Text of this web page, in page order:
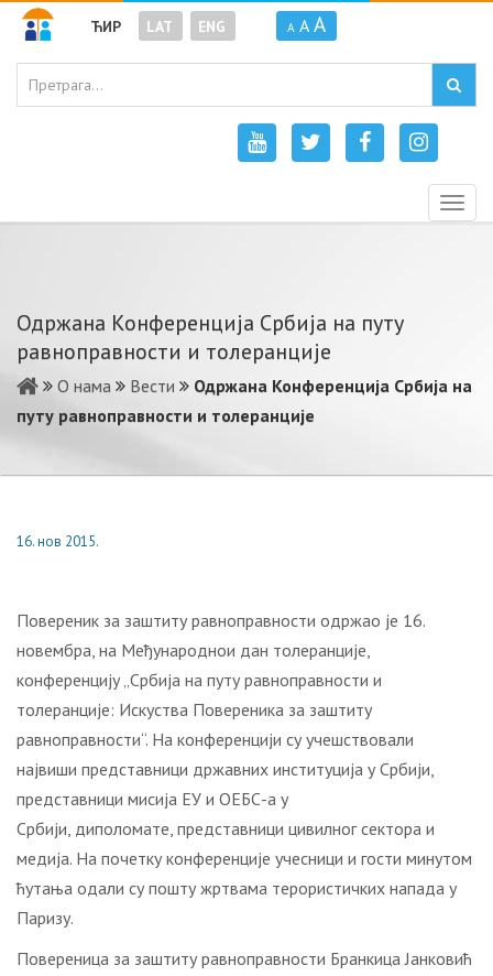
ЋИР LAT ENG A A A
Одржана Конференција Србија на путу
равноправности и толеранције
О нама Вести
Одржана Конференција Србија на
путу равноправности и толеранције
16. нов 2015.
Повереник за заштиту равноправности одржао је 16.
новембра, на Међународнои дан толеранције,
конференцију „Србија на путу равноправности и
толеранције: Искуства Повереника за заштиту
равноправности“. На конференцији су учешствовали
највиши представници државних институција у Србији,
представници мисија ЕУ и ОЕБС-а у
Србији, диполомате, представници цивилног сектора и
медија. На почетку конференције учесници и гости минутом
ћутања одали су пошту жртвама терористичких напада у
Паризу.
Повереница за заштиту равноправности Бранкица Јанковић